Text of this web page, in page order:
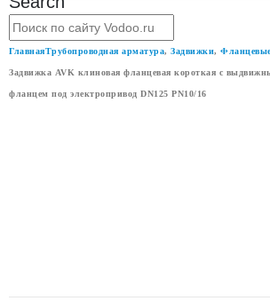
ГлавнаяТрубопроводная арматура, Задвижки,
Задвижка AVK клиновая фланцевая короткая с
фланцем под электропривод DN125 PN10/16